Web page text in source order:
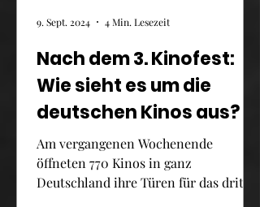
Nach dem 3. Kinofest:
Wie sieht es um die
deutschen Kinos aus?
Am vergangenen Wochenende
öffneten 770 Kinos in ganz
Deutschland ihre Türen für das dritte
9. Sept. 2024 4 Min. Lesezeit